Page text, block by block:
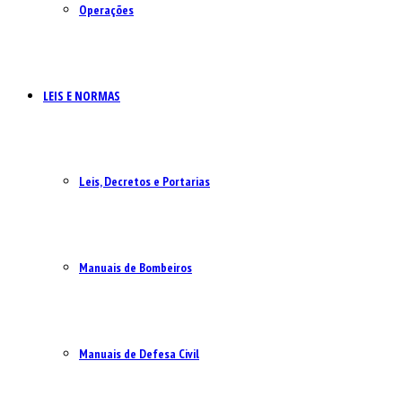
Operações
LEIS E NORMAS
Leis, Decretos e Portarias
Manuais de Bombeiros
Manuais de Defesa Civil